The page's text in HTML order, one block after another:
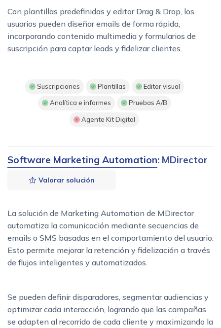
Con plantillas predefinidas y editor Drag & Drop, los
usuarios pueden diseñar emails de forma rápida,
incorporando contenido multimedia y formularios de
suscripción para captar leads y fidelizar clientes.
Suscripciones Plantillas Editor visual
Analítica e informes Pruebas A/B
Agente Kit Digital
Software Marketing Automation: MDirector
Valorar solución
La solución de Marketing Automation de MDirector
automatiza la comunicación mediante secuencias de
emails o SMS basadas en el comportamiento del usuario.
Esto permite mejorar la retención y fidelización a través
de flujos inteligentes y automatizados.
Se pueden definir disparadores, segmentar audiencias y
optimizar cada interacción, logrando que las campañas
se adapten al recorrido de cada cliente y maximizando la